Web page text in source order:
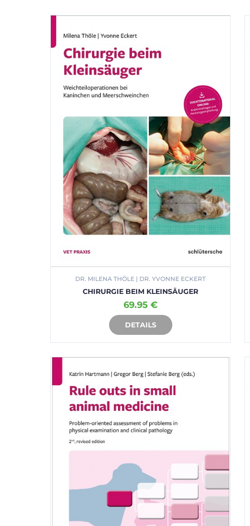
DR. MILENA THÖLE | DR. YVONNE ECKERT
CHIRURGIE BEIM KLEINSÄUGER
69.95 €
DETAILS
IN DEN WARENKORB